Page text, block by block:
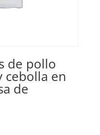
de pollo
cebolla en
de